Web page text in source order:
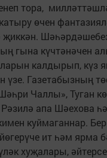
тора,
өчен
гына күчтәнәчен
калдырып, күз
үзе. Газетабызның
Чаллы», Туган
Рәзилә апа Шәехова
куймаганнар.
ит һәм ярма
хуҗалары,